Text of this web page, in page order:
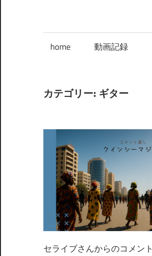
home 動画記録
カテゴリー: ギター
セライブさんからのコメント